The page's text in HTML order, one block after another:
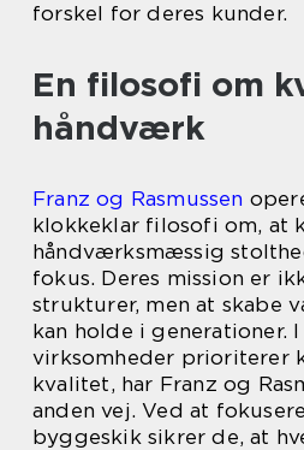
forskel for deres kunder.
En filosofi om
håndværk
Franz og Rasmussen
klokkeklar filosofi om, at
håndværksmæssig
fokus. Deres mission er
strukturer, men at skabe
kan holde i generationer.
virksomheder prioriterer
kvalitet, har Franz og
anden vej. Ved at
byggeskik sikrer de, at